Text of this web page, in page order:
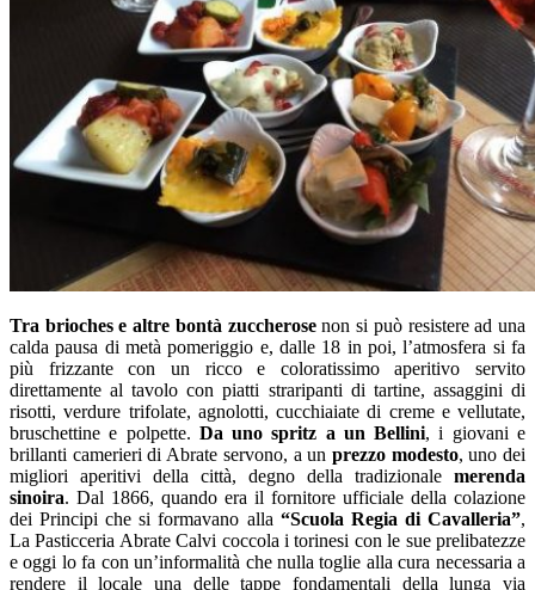
Tra brioches e altre bontà zuccherosenon si può resistere ad una
calda pausa di metà pomeriggio e, dalle 18 in poi, l’atmosfera si fa
più frizzante con un ricco e coloratissimo aperitivo servito
direttamente al tavolo con piatti straripanti di tartine, assaggini di
risotti, verdure trifolate, agnolotti, cucchiaiate di creme e vellutate,
bruschettine e polpette. Da uno spritz a un Bellini, i giovani e
brillanti camerieri di Abrate servono, a un prezzo modesto, uno dei
migliori aperitivi della città, degno della tradizionale merenda
sinoira. Dal 1866, quando era il fornitore ufficiale della colazione
dei Principi che si formavano alla “Scuola Regia di Cavalleria”,
La Pasticceria Abrate Calvi coccola i torinesi con le sue prelibatezze
e oggi lo fa con un’informalità che nulla toglie alla cura necessaria a
rendere il locale una delle tappe fondamentali della lunga via